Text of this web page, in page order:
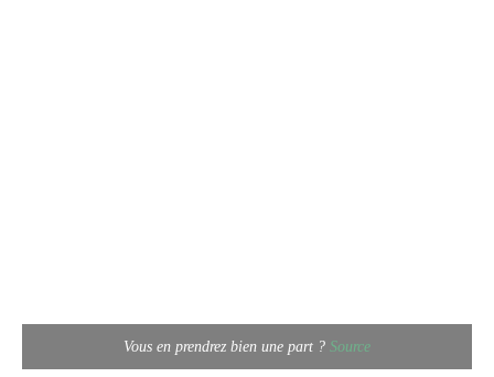
Vous en prendrez bien une part ? Source